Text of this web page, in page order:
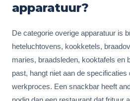
apparatuur?
De categorie overige apparatuur is
heteluchtovens, kookketels,
maries, braadsleden, kooktafels en
past, hangt niet aan de
werkproces. Een snackbar heeft